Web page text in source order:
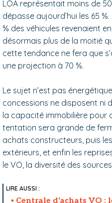
LOA représentait moins de
dépasse aujourd’hui les 65
% des véhicules revenaient
désormais plus de la moitié
cette tendance ne fera que
une projection à 70 %.
Le sujet n’est pas
concessions ne disposent ni
la capacité immobilière pour
tentation sera grande de
achats constructeurs, puis
extérieurs, et enfin les
le VO, la diversité des
Centrale d'achats VO :